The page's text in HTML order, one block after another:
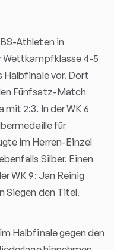
Athleten in
Wettkampfklasse 4-5
vor. Dort
Fünfsatz-Match
2:3. In der WK 6
für
im Herren-Einzel
Silber. Einen
WK 9: Jan Reinig
Siegen den Titel.
Halbfinale gegen den